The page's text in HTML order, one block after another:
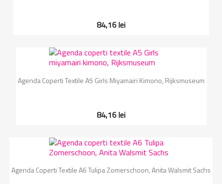
84,16 lei
Agenda Coperti Textile A5 Girls Miyamairi Kimono, Rijksmuseum
84,16 lei
Agenda Coperti Textile A6 Tulipa Zomerschoon, Anita Walsmit Sachs